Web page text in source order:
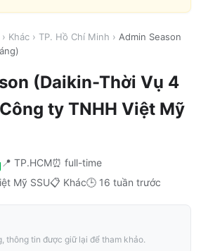
› Khác › TP. Hồ Chí Minh › Admin Season
(Daikin-Thời Vụ 4
Công ty TNHH Việt Mỹ
📍 TP.HCM⏰ full-time
Mỹ SSU📋 Khác🕒 16 tuần trước
thông tin được giữ lại để tham khảo.